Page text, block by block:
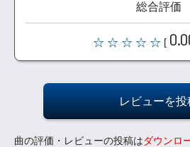
総合評価
[
レビューを投
曲の評価・レビューの投稿はダウンロ